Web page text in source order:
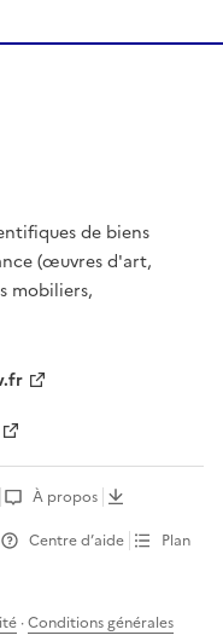
de biens
(œuvres d'art,
mobiliers,
À propos
Centre d’aide
Plan
·Conditions générales